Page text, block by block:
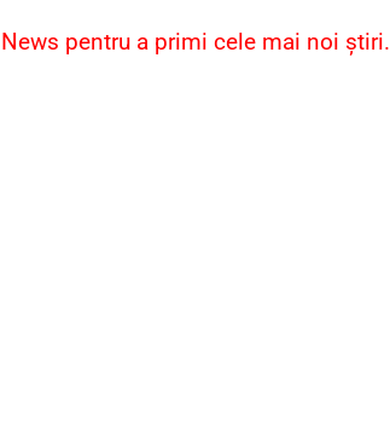
pentru a primi cele mai noi știri.